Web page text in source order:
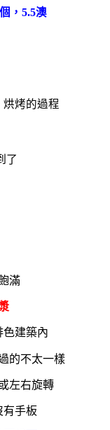
，5.5澳
烤的過程
了
滿
色建築內
的不太一樣
左右旋轉
有手板